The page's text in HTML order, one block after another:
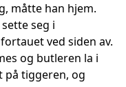
måtte han hjem.
seg i
ved siden av.
og butleren la i
på tiggeren, og